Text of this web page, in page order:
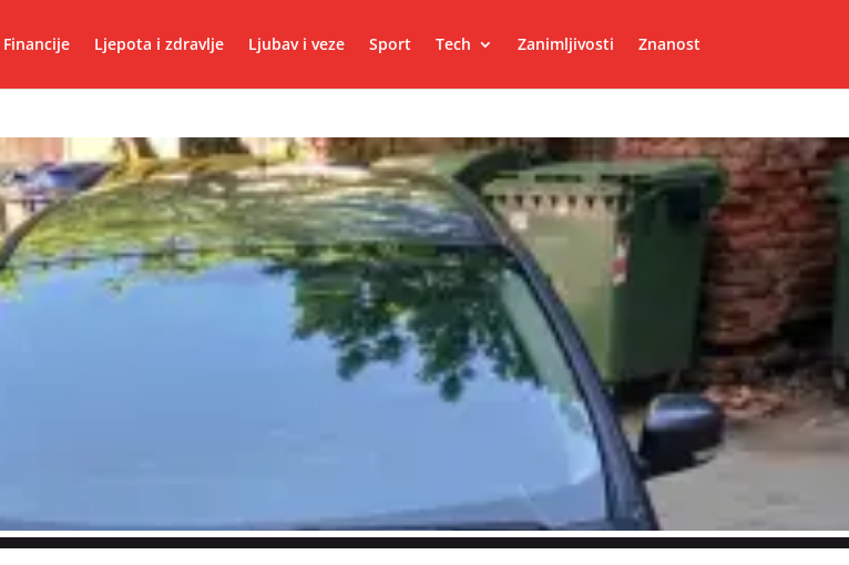
Financije Ljepota i zdravlje Ljubav i veze Sport Tech Zanimljivosti Znanost